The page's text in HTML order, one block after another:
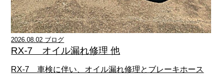
2026.08.02 ブログ
RX-7 オイル漏れ修理 他
RX-7 車検に伴い、オイル漏れ修理とブレーキホース